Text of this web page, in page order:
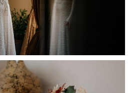
Zamora | Octubre 2023